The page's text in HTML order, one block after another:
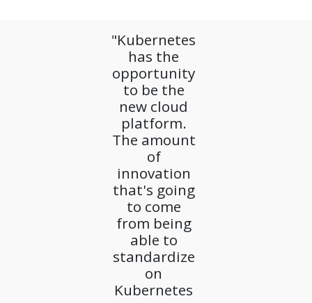
"Kubernetes
has the
opportunity
to be the
new cloud
platform.
The amount
of
innovation
that's going
to come
from being
able to
standardize
on
Kubernetes